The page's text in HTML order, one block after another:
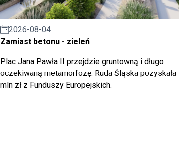
2026-08-04
Zamiast betonu - zieleń
Plac Jana Pawła II przejdzie gruntowną i długo
oczekiwaną metamorfozę. Ruda Śląska pozyskała
mln zł z Funduszy Europejskich.